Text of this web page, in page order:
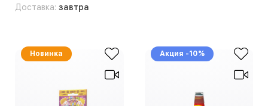
Доставка: завтра
Новинка Акция -10%